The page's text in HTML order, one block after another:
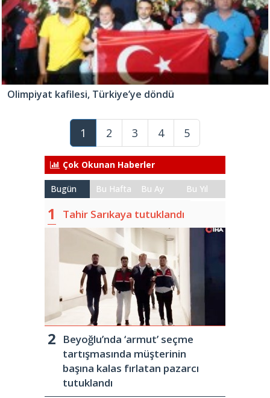
Olimpiyat kafilesi, Türkiye’ye döndü
1 2 3 4 5
Çok Okunan Haberler
Bugün Bu Hafta Bu Ay Bu Yıl
Tahir Sarıkaya tutuklandı
Beyoğlu’nda ‘armut’ seçme
tartışmasında müşterinin
başına kalas fırlatan pazarcı
tutuklandı